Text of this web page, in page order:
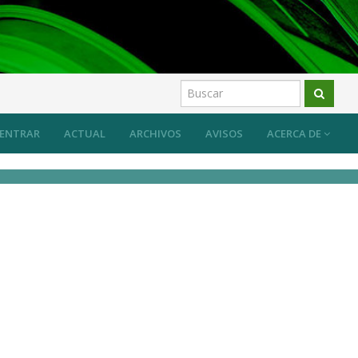
ACTUAL ARCHIVOS AVISOS ACERCA DE
ENTRAR